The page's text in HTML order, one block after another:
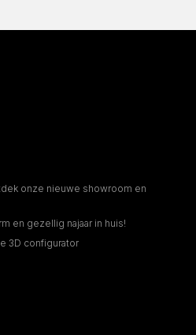
onze nieuwe showroom en
en gezellig najaar in huis!
3D configurator